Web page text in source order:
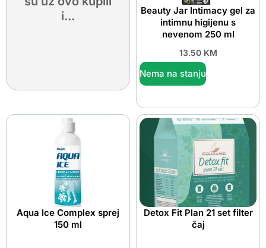
i...
Beauty Jar Intimacy gel za
intimnu higijenu s
nevenom 250 ml
13.50 KM
Nema na stanju
Aqua Ice Complex sprej
150 ml
Detox Fit Plan 21 set filter
čaj